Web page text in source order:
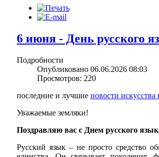
6 июня - День русского
Подробности
Опубликовано 06.06.2026 08:03
Просмотров: 220
последние и лучшие новости искусства
Уважаемые земляки!
Поздравляю вас с Днем русского
Русский язык – не просто средство